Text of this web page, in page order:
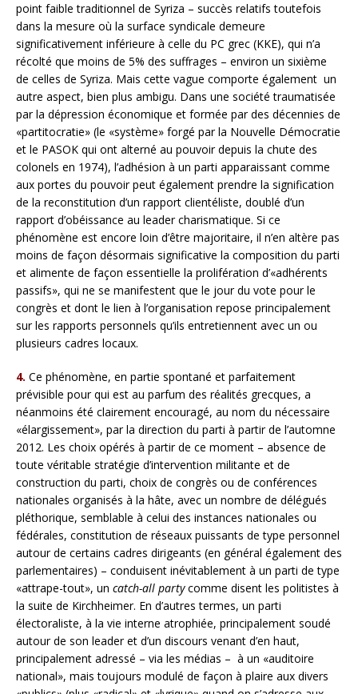
point faible traditionnel de Syriza – succès relatifs toutefois
dans la mesure où la surface syndicale demeure
significativement inférieure à celle du PC grec (KKE), qui n’a
récolté que moins de 5% des suffrages – environ un sixième
de celles de Syriza. Mais cette vague comporte également un
autre aspect, bien plus ambigu. Dans une société traumatisée
par la dépression économique et formée par des décennies de
«partitocratie» (le «système» forgé par la Nouvelle Démocratie
et le PASOK qui ont alterné au pouvoir depuis la chute des
colonels en 1974), l’adhésion à un parti apparaissant comme
aux portes du pouvoir peut également prendre la signification
de la reconstitution d’un rapport clientéliste, doublé d’un
rapport d’obéissance au leader charismatique. Si ce
phénomène est encore loin d’être majoritaire, il n’en altère pas
moins de façon désormais significative la composition du parti
et alimente de façon essentielle la prolifération d’«adhérents
passifs», qui ne se manifestent que le jour du vote pour le
congrès et dont le lien à l’organisation repose principalement
sur les rapports personnels qu’ils entretiennent avec un ou
plusieurs cadres locaux.
4. Ce phénomène, en partie spontané et parfaitement
prévisible pour qui est au parfum des réalités grecques, a
néanmoins été clairement encouragé, au nom du nécessaire
«élargissement», par la direction du parti à partir de l’automne
2012. Les choix opérés à partir de ce moment – absence de
toute véritable stratégie d’intervention militante et de
construction du parti, choix de congrès ou de conférences
nationales organisés à la hâte, avec un nombre de délégués
pléthorique, semblable à celui des instances nationales ou
fédérales, constitution de réseaux puissants de type personnel
autour de certains cadres dirigeants (en général également des
parlementaires) – conduisent inévitablement à un parti de type
«attrape-tout», un catch-all partycomme disent les politistes à
la suite de Kirchheimer. En d’autres termes, un parti
électoraliste, à la vie interne atrophiée, principalement soudé
autour de son leader et d’un discours venant d’en haut,
principalement adressé – via les médias – à un «auditoire
national», mais toujours modulé de façon à plaire aux divers